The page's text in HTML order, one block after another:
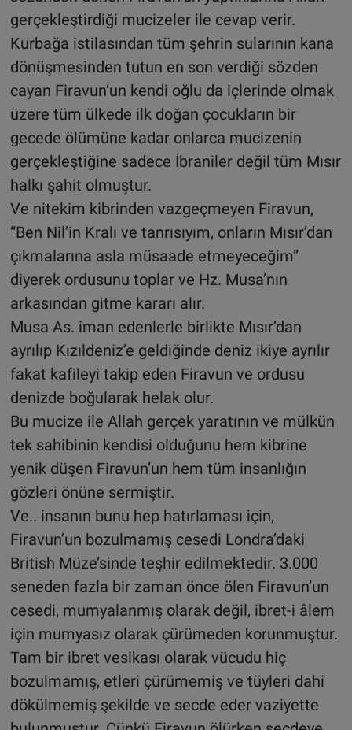
gerçekleştirdiği mucizeler ile cevap verir.
Kurbağa istilasından tüm şehrin sularının kana
dönüşmesinden tutun en son verdiği sözden
cayan Firavun’un kendi oğlu da içlerinde olmak
üzere tüm ülkede ilk doğan çocukların bir
gecede ölümüne kadar onlarca mucizenin
gerçekleştiğine sadece İbraniler değil tüm Mısır
halkı şahit olmuştur.
Ve nitekim kibrinden vazgeçmeyen Firavun,
“Ben Nil’in Kralı ve tanrısıyım, onların Mısır’dan
çıkmalarına asla müsaade etmeyeceğim’’
diyerek ordusunu toplar ve Hz. Musa’nın
arkasından gitme kararı alır.
Musa As. iman edenlerle birlikte Mısır’dan
ayrılıp Kızıldeniz’e geldiğinde deniz ikiye ayrılır
fakat kafileyi takip eden Firavun ve ordusu
denizde boğularak helak olur.
Bu mucize ile Allah gerçek yaratının ve mülkün
tek sahibinin kendisi olduğunu hem kibrine
yenik düşen Firavun’un hem tüm insanlığın
gözleri önüne sermiştir.
Ve.. insanın bunu hep hatırlaması için,
Firavun’un bozulmamış cesedi Londra’daki
British Müze’sinde teşhir edilmektedir. 3.000
seneden fazla bir zaman önce ölen Firavun’un
cesedi, mumyalanmış olarak değil, ibret-i âlem
için mumyasız olarak çürümeden korunmuştur.
Tam bir ibret vesikası olarak vücudu hiç
bozulmamış, etleri çürümemiş ve tüyleri dahi
dökülmemiş şekilde ve secde eder vaziyette